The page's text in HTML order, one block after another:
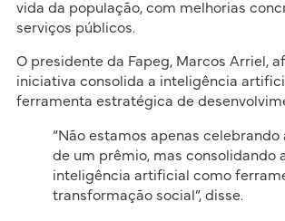
vida da população, com melhorias
serviços públicos.
O presidente da Fapeg, Marcos Arriel,
iniciativa consolida a inteligência
ferramenta estratégica de
“Não estamos apenas celebrando
de um prêmio, mas consolidando
inteligência artificial como
transformação social”, disse.